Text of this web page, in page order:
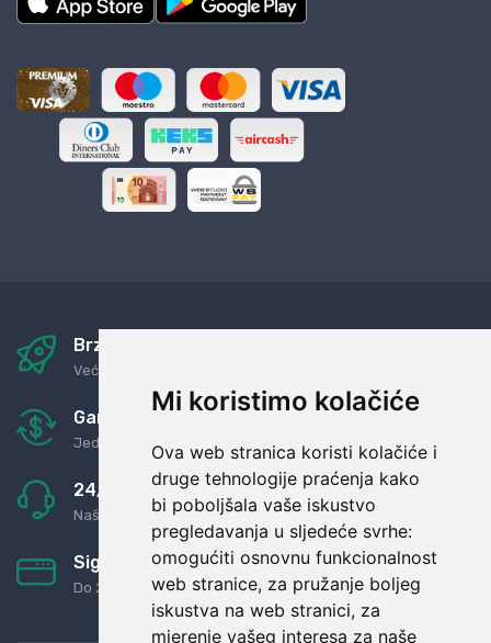
Mi koristimo kolačiće
Ova web stranica koristi kolačiće i
druge tehnologije praćenja kako
bi poboljšala vaše iskustvo
pregledavanja u sljedeće svrhe:
omogućiti osnovnu funkcionalnost
web stranice, za pružanje boljeg
iskustva na web stranici, za
mjerenje vašeg interesa za naše
Brza i sigurna dostava
Već za nekoliko dana kod vas
Garancija u povrat novaca
Jednostavno pravilo: Roba za novac
24/7 odlična podrška
Naši agenti uvijek na raspolaganju
Sigurno obročno plaćanje
Do 24 rata bez kamata